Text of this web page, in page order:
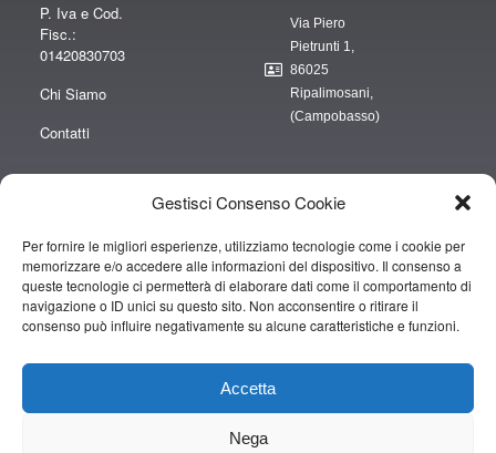
Gestisci Consenso Cookie
Per fornire le migliori esperienze, utilizziamo tecnologie come i cookie per
memorizzare e/o accedere alle informazioni del dispositivo. Il consenso a
queste tecnologie ci permetterà di elaborare dati come il comportamento di
navigazione o ID unici su questo sito. Non acconsentire o ritirare il
consenso può influire negativamente su alcune caratteristiche e funzioni.
Accetta
Nega
P. Iva e Cod.
Fisc.:
01420830703
Chi Siamo
Contatti
Via Piero
Pietrunti 1,
86025
Ripalimosani,
(Campobasso)
“obblighi informativi per le erogazioni pubbliche: gli aiuti di Stato e gli aiuti de
minimis ricevuti dalla nostra impresa sono contenuti nel Registro nazionale
degli aiuti di Stato di cui all’art. 52 della L. 234/2012” e consultabili al seguente
link
https://www.rna.gov.it/RegistroNazionaleTrasparenza/faces/pages/
Copyright © 2019 CAMPOPIANO S.A.S. DI CAMPOPIANO MARIO & C.